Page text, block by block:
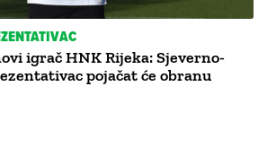
igrač HNK Rijeka: Sjeverno-
pojačat će obranu